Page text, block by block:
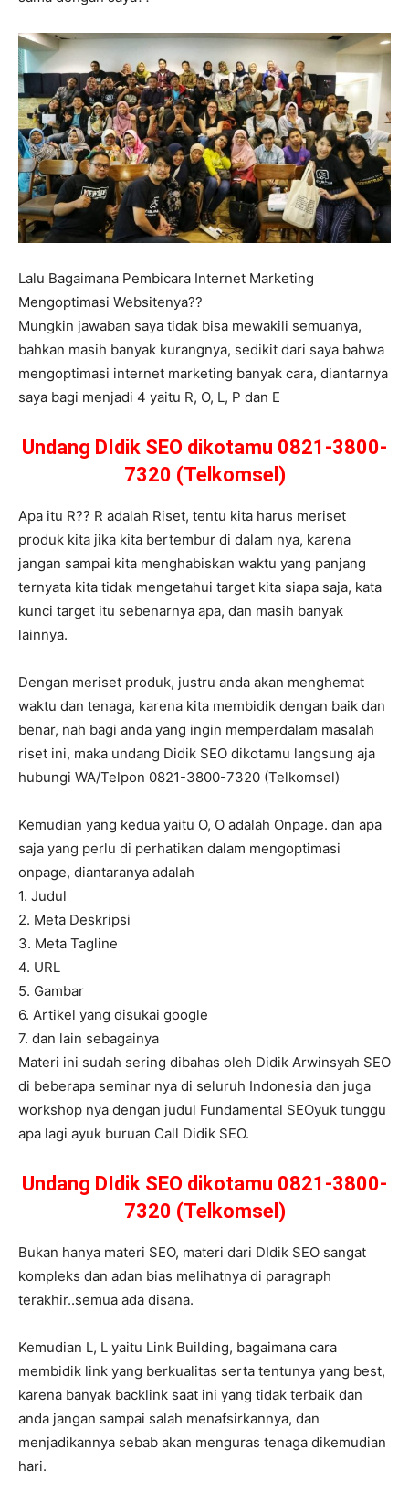
Lalu Bagaimana Pembicara Internet Marketing
Mengoptimasi Websitenya??
Mungkin jawaban saya tidak bisa mewakili semuanya,
bahkan masih banyak kurangnya, sedikit dari saya bahwa
mengoptimasi internet marketing banyak cara, diantarnya
saya bagi menjadi 4 yaitu R, O, L, P dan E
Undang DIdik SEO dikotamu 0821-3800-
7320 (Telkomsel)
Apa itu R?? R adalah Riset, tentu kita harus meriset
produk kita jika kita bertembur di dalam nya, karena
jangan sampai kita menghabiskan waktu yang panjang
ternyata kita tidak mengetahui target kita siapa saja, kata
kunci target itu sebenarnya apa, dan masih banyak
lainnya.
Dengan meriset produk, justru anda akan menghemat
waktu dan tenaga, karena kita membidik dengan baik dan
benar, nah bagi anda yang ingin memperdalam masalah
riset ini, maka undang Didik SEO dikotamu langsung aja
hubungi WA/Telpon 0821-3800-7320 (Telkomsel)
Kemudian yang kedua yaitu O, O adalah Onpage. dan apa
saja yang perlu di perhatikan dalam mengoptimasi
onpage, diantaranya adalah
1. Judul
2. Meta Deskripsi
3. Meta Tagline
4. URL
5. Gambar
6. Artikel yang disukai google
7. dan lain sebagainya
Materi ini sudah sering dibahas oleh Didik Arwinsyah SEO
di beberapa seminar nya di seluruh Indonesia dan juga
workshop nya dengan judul Fundamental SEOyuk tunggu
apa lagi ayuk buruan Call Didik SEO.
Undang DIdik SEO dikotamu 0821-3800-
7320 (Telkomsel)
Bukan hanya materi SEO, materi dari DIdik SEO sangat
kompleks dan adan bias melihatnya di paragraph
terakhir..semua ada disana.
Kemudian L, L yaitu Link Building, bagaimana cara
membidik link yang berkualitas serta tentunya yang best,
karena banyak backlink saat ini yang tidak terbaik dan
anda jangan sampai salah menafsirkannya, dan
menjadikannya sebab akan menguras tenaga dikemudian
hari.